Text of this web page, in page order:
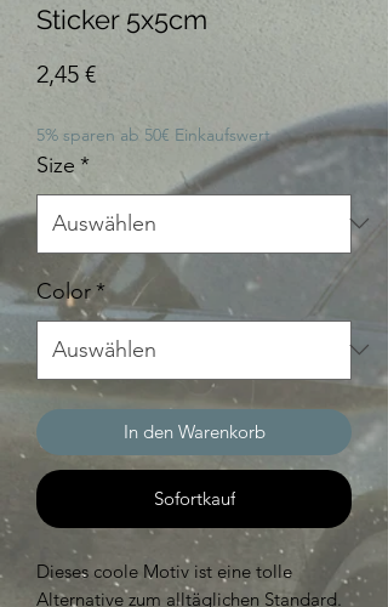
Sticker 5x5cm
2,45 €Preis
5% sparen ab 50€ Einkaufswert
Size *
Color *
In den Warenkorb
Sofortkauf
Dieses coole Motiv ist eine tolle
Alternative zum alltäglichen Standard.